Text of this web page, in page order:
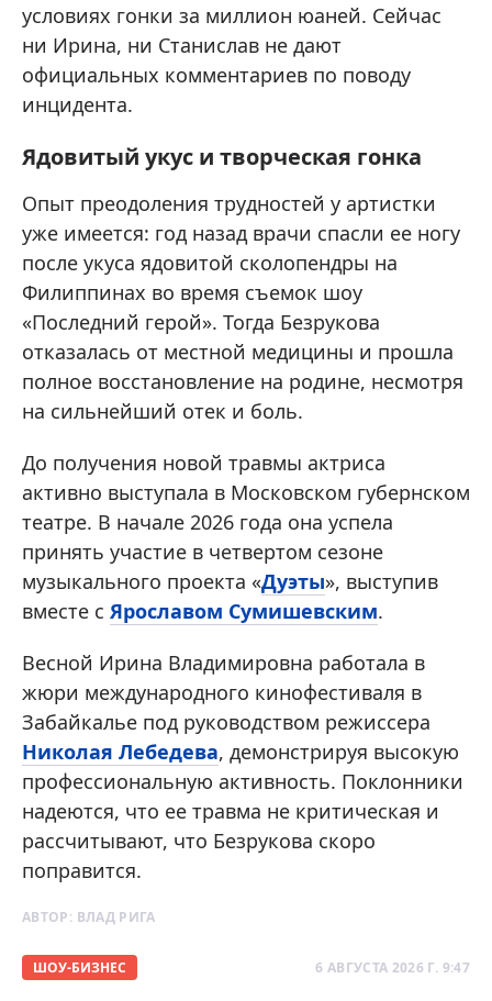
условиях гонки за миллион юаней. Сейчас
ни Ирина, ни Станислав не дают
официальных комментариев по поводу
инцидента.
Ядовитый укус и творческая гонка
Опыт преодоления трудностей у артистки
уже имеется: год назад врачи спасли ее ногу
после укуса ядовитой сколопендры на
Филиппинах во время съемок шоу
«Последний герой». Тогда Безрукова
отказалась от местной медицины и прошла
полное восстановление на родине, несмотря
на сильнейший отек и боль.
До получения новой травмы актриса
активно выступала в Московском губернском
театре. В начале 2026 года она успела
принять участие в четвертом сезоне
музыкального проекта «Дуэты», выступив
вместе с Ярославом Сумишевским.
Весной Ирина Владимировна работала в
жюри международного кинофестиваля в
Забайкалье под руководством режиссера
Николая Лебедева, демонстрируя высокую
профессиональную активность. Поклонники
надеются, что ее травма не критическая и
рассчитывают, что Безрукова скоро
поправится.
АВТОР: ВЛАД РИГА
ШОУ-БИЗНЕС 6 АВГУСТА 2026 Г. 9:47